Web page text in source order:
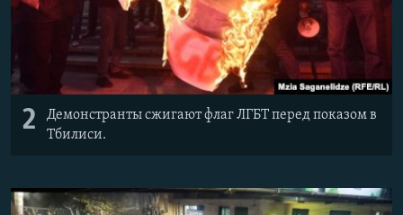
2
Демонстранты сжигают флаг ЛГБТ перед показом в
Тбилиси.